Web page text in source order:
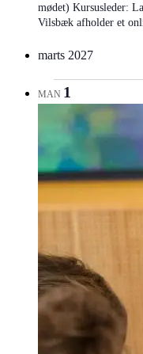
mødet) Kursusleder:
Vilsbæk afholder et
marts 2027
MAN 1